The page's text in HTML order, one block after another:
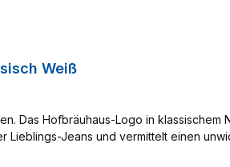
Weiß
Das Hofbräuhaus-Logo in
Lieblings-Jeans und vermittelt einen